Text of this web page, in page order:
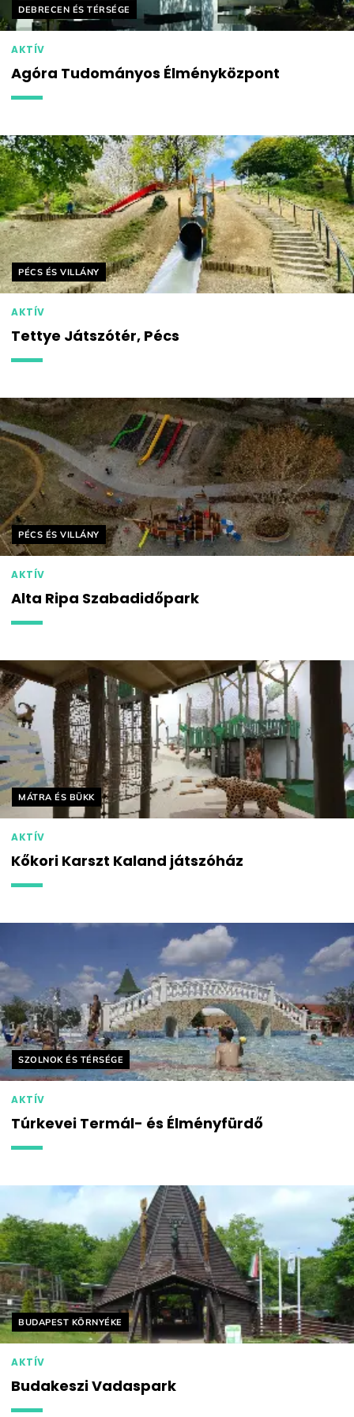
Helyszín címkék:
DEBRECEN ÉS TÉRSÉGE
AKTÍV
Agóra Tudományos Élményközpont
Helyszín címkék:
PÉCS ÉS VILLÁNY
AKTÍV
Tettye Játszótér, Pécs
Helyszín címkék:
PÉCS ÉS VILLÁNY
AKTÍV
Alta Ripa Szabadidőpark
Helyszín címkék:
MÁTRA ÉS BÜKK
AKTÍV
Kőkori Karszt Kaland játszóház
Helyszín címkék:
SZOLNOK ÉS TÉRSÉGE
AKTÍV
Túrkevei Termál- és Élményfürdő
Helyszín címkék:
BUDAPEST KÖRNYÉKE
AKTÍV
Budakeszi Vadaspark